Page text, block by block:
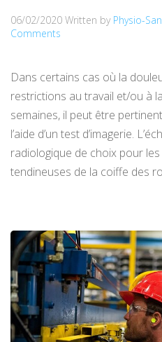
06/02/2020 Written by Physio-
Comments
Dans certains cas où la
restrictions au travail et/ou à
semaines, il peut être
l’aide d’un test d’imagerie.
radiologique de choix pour
tendineuses de la coiffe des